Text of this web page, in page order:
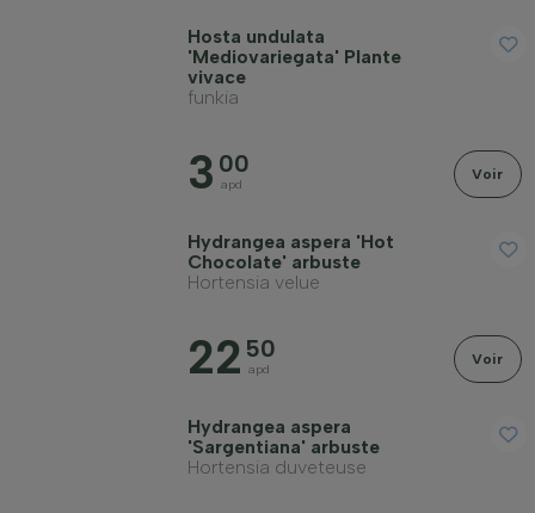
Hosta undulata
'Mediovariegata' Plante
vivace
funkia
3 00
apd
Voir
Hydrangea aspera 'Hot
Chocolate' arbuste
Hortensia velue
22 50
apd
Voir
Hydrangea aspera
'Sargentiana' arbuste
Hortensia duveteuse